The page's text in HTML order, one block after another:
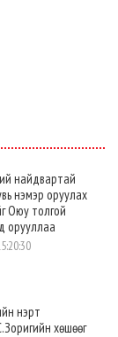
найдвартай
нэмэр оруулах
Оюу толгой
орууллаа
нэрт
хөшөөг